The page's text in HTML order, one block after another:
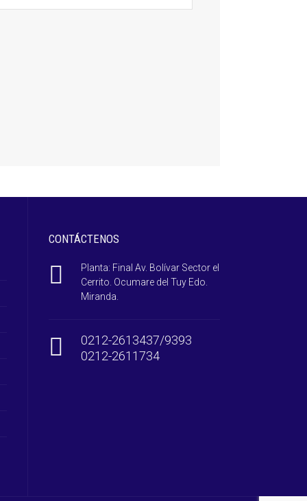
CONTÁCTENOS
Planta: Final Av. Bolívar Sector el
Cerrito. Ocumare del Tuy Edo.
Miranda.
0212-2613437/9393
0212-2611734